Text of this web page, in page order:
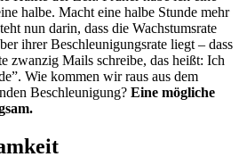
halbe. Macht eine halbe Stunde mehr
nun darin, dass die Wachstumsrate
ihrer Beschleunigungsrate liegt – dass
zwanzig Mails schreibe, das heißt: Ich
Wie kommen wir raus aus dem
Beschleunigung? Eine mögliche